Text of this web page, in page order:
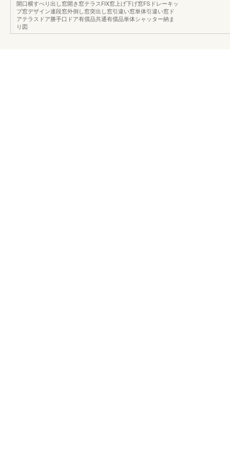
開口横すべり出し窓開き窓テラスFIX窓上げ下げ窓FSドレーキッ
プ窓デザイン連段窓外倒し窓突出し窓引違い窓単体引違い窓ド
アテラスドア勝手口ドア有償品共通有償品単体シャッター納ま
り図